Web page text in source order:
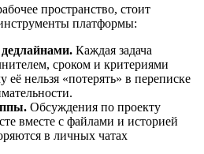
пространство, стоит
платформы:
дедлайнами. Каждая задача
сроком и критериями
нельзя «потерять» в переписке
Обсуждения по проекту
вместе с файлами и историей
в личных чатах